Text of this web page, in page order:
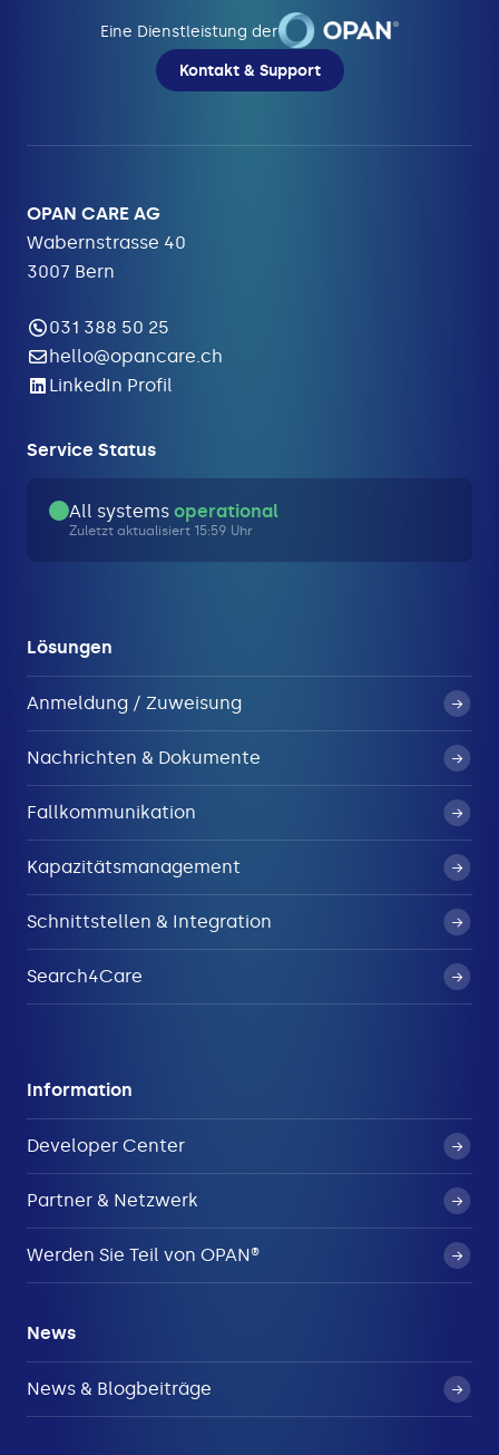
Eine Dienstleistung der
Kontakt & Support
OPAN CARE AG
Wabernstrasse 40
3007 Bern
031 388 50 25
hello@opancare.ch
LinkedIn Profil
Service Status
All systems operational
Zuletzt aktualisiert 15:59 Uhr
Lösungen
Anmeldung / Zuweisung
Nachrichten & Dokumente
Fallkommunikation
Kapazitätsmanagement
Schnittstellen & Integration
Search4Care
Information
Developer Center
Partner & Netzwerk
Werden Sie Teil von OPAN®
News
News & Blogbeiträge